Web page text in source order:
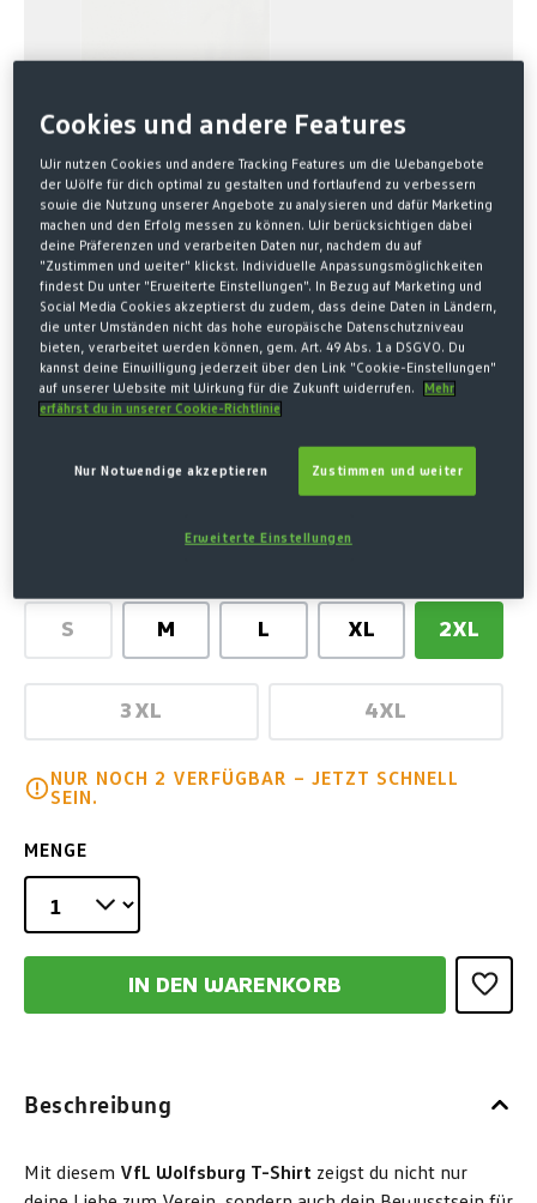
Home SALE
T-SHIRT VFL LOGO +
SCHRIFTZUG
15,00 €*
25,00 € Originalpreis
S(Diese Option ist zurzeit nicht verfügbar.)
M L XL 2XL
3XL(Diese Option ist zurzeit nicht verfügbar.)
4XL(Diese Option
NUR NOCH 2 VERFÜGBAR – JETZT SCHNELL
SEIN.
MENGE
IN DEN WARENKORB
Beschreibung
Mit diesem VfL Wolfsburg T-Shirt zeigst du nicht nur
Cookies und andere Features
Wir nutzen Cookies und andere Tracking Features um die Webangebote
der Wölfe für dich optimal zu gestalten und fortlaufend zu verbessern
sowie die Nutzung unserer Angebote zu analysieren und dafür Marketing
machen und den Erfolg messen zu können. Wir berücksichtigen dabei
deine Präferenzen und verarbeiten Daten nur, nachdem du auf
"Zustimmen und weiter" klickst. Individuelle Anpassungsmöglichkeiten
findest Du unter "Erweiterte Einstellungen". In Bezug auf Marketing und
Social Media Cookies akzeptierst du zudem, dass deine Daten in Ländern,
die unter Umständen nicht das hohe europäische Datenschutzniveau
bieten, verarbeitet werden können, gem. Art. 49 Abs. 1 a DSGVO. Du
kannst deine Einwilligung jederzeit über den Link "Cookie-Einstellungen"
auf unserer Website mit Wirkung für die Zukunft widerrufen.
Mehr
erfährst du in unserer Cookie-Richtlinie
Nur Notwendige akzeptieren Zustimmen und weiter
Erweiterte Einstellungen